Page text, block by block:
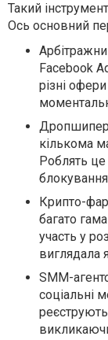
Такий
Ось основний
Facebook
різні
кількома
Роблять
Крипто-
багато
участь у
виглядала
SMM-
соціальні
реєструють